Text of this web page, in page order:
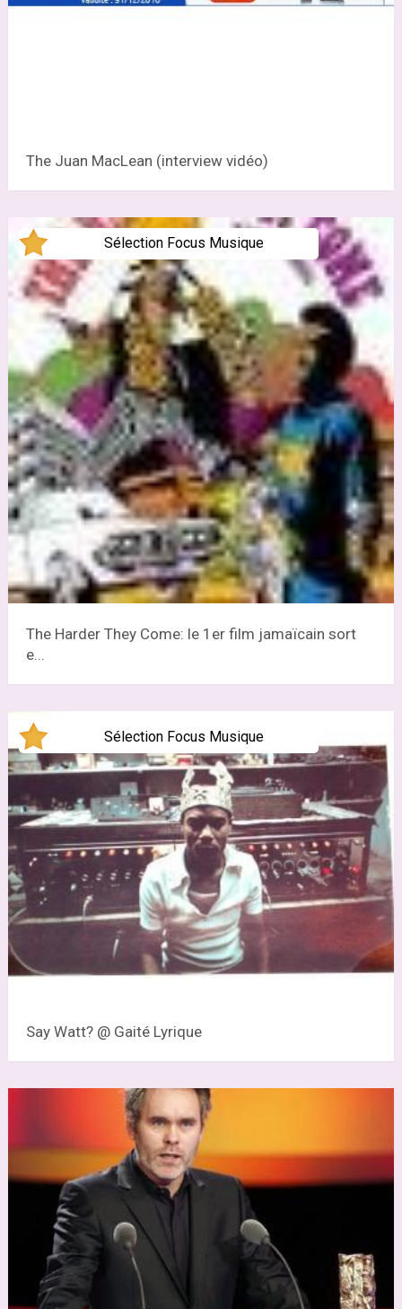
The Juan MacLean (interview vidéo)
Sélection Focus Musique
The Harder They Come: le 1er film jamaïcain sort
e...
Sélection Focus Musique
Say Watt? @ Gaité Lyrique